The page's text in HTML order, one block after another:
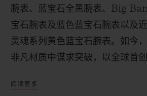
腕表、蓝宝石全黑腕表、 Big
宝石腕表及蓝色蓝宝石腕表以及
灵魂系列黄色蓝宝石腕表。如今
非凡材质中谋求突破，以全球首
色蓝宝石是在专业的制造工艺中
阅读更多